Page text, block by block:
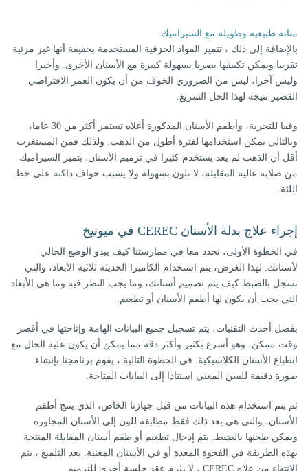
متانة طبيعية وطويلة مع السيراميك
بالإضافة إلى ذلك ، تتميز المواد الخزفية المستخدمة بحقيقة أنها غير مرئية
تقريبا ويمكن تكييفها بصريا بسهولة كبيرة مع الأسنان الأخرى. وأخيرا
وليس آخرا، ليس من الضروري الخوف من أن يكون العمر الافتراضي
القصير نتيجة لهذا الحل السريع.
وفقا للتجربة، وأطقم الأسنان المذكورة أعلاه تستمر أكثر من 30 عاما،
وبالتالي يمكن استخدامها لفترة أطول من الذهب. ولذلك فمن المستغرب
أقل أن الذهب لم يعد يستخدم كثيرا في ترميم الأسنان. يتميز السيراميك
من صلابة عالية المقابلة، لا تلون بسهولة ولا يسبب حواف داكنة على خط
اللثة.
إجراء علاج بدلة الأسنان CEREC في ميونيخ
في الخطوة الأولى، نحدد معا في ممارستنا كيف يبدو الوضع الحالي
لأسنانك. لهذا الغرض، يتم استخدام الكاميرا الحديثة ثلاثية الأبعاد، والتي
تسجل بالضبط كيف يتم تصميم أسنانك، وما يجب النظر فيه وما هي الأبعاد
التي يجب أن يكون لها أطقم الأسنان أو تطعيم.
بفضل أحدث التقنيات، يتم تسجيل جميع البيانات الهامة وإتاحتها في أقصر
وقت ممكن، وهو أسرع بكثير وأكثر دقة مما يمكن أن يكون عليه الحال مع
انطباع الأسنان الكلاسيكية. في الخطوة التالية ، يقوم برنامجنا بإنشاء
صورة دقيقة للسن المعني استنادا إلى البيانات المتاحة.
ثم يتم استخدام هذه البيانات من قبل جهازنا الخاص، الذي ينتج أطقم
الأسنان، والتي هي بعد ذلك فقط مطابقة للون إلى الأسنان المجاورة
ويمكن طحنها بالضبط. يتم إدخال تطعيم أو طقم أسنان المقابلة المنتجة
بهذه الطريقة في الفجوة المعدة أو في الأسنان المعنية. بعد التلميع ، يتم
الانتهاء من علاج CEREC ، لا يلزم عقد جلسة أخرى للترميم.